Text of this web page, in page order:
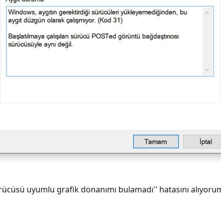
uyumlu grafik donanımı bulamadı'' hatasını